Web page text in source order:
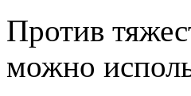
Против
можно